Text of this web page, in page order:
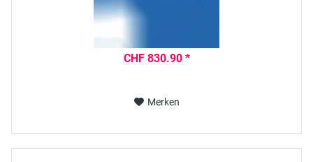
CHF 830.90 *
Merken